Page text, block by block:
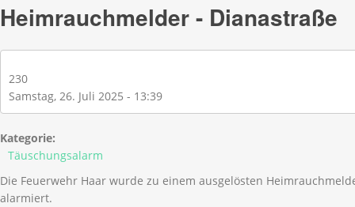
Heimrauchmelder - Dianastraße
230
Samstag, 26. Juli 2025 - 13:39
Kategorie:
Täuschungsalarm
Die Feuerwehr Haar wurde zu einem ausgelösten
alarmiert.